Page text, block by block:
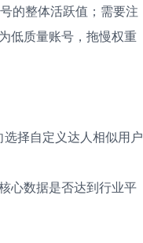
的整体活跃值；需要注
低质量账号，拖慢权重
择自定义达人相似用户
心数据是否达到行业平